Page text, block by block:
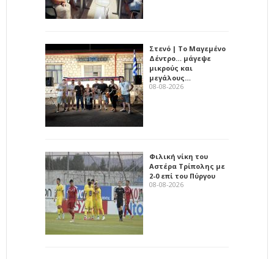
Στενό | Το Μαγεμένο
Δέντρο… μάγεψε
μικρούς και
μεγάλους…
08-08-2026
Φιλική νίκη του
Αστέρα Τρίπολης με
2-0 επί του Πύργου
08-08-2026